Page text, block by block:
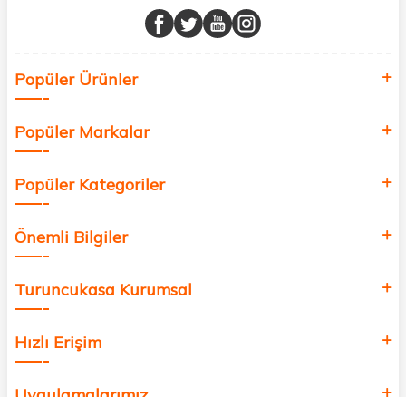
buluşturuyor ve online alışveriş deneyiminizi en iyi hale getiriyoruz.
Sağlık, güzellik ve iyi yaşam için aradığınız her şey burada!
değer katmak için bize katılın!
Popüler Ürünler
Popüler Markalar
Popüler Kategoriler
Önemli Bilgiler
Turuncukasa Kurumsal
Hızlı Erişim